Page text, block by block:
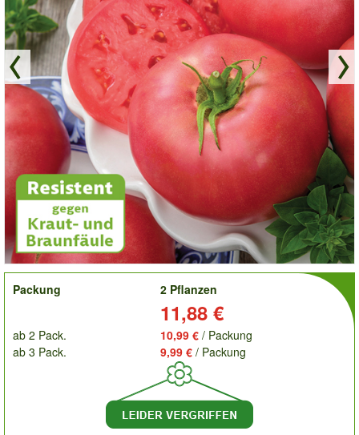
order
Packung
2 Pflanzen
11,88 €
ab 2 Pack. 10,99 € / Packung
ab 3 Pack.
9,99 € / Packung